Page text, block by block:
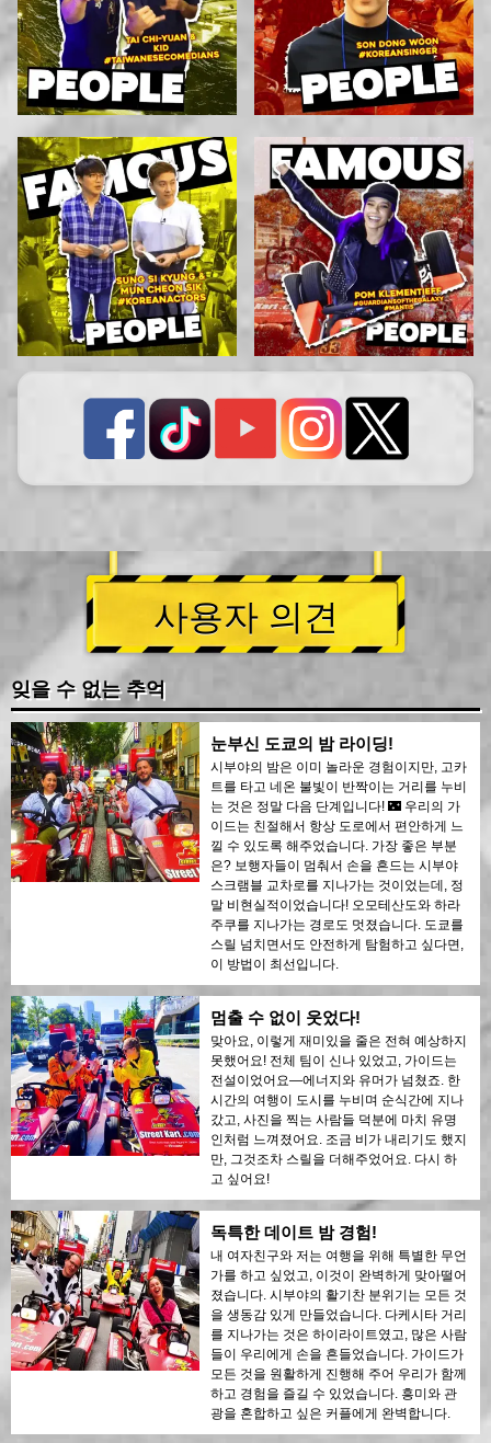
사용자 의견
잊을 수 없는 추억
눈부신 도쿄의 밤 라이딩!
시부야의 밤은 이미 놀라운 경험이지만, 고카
트를 타고 네온 불빛이 반짝이는 거리를 누비
는 것은 정말 다음 단계입니다! 🌃 우리의 가
이드는 친절해서 항상 도로에서 편안하게 느
낄 수 있도록 해주었습니다. 가장 좋은 부분
은? 보행자들이 멈춰서 손을 흔드는 시부야
스크램블 교차로를 지나가는 것이었는데, 정
말 비현실적이었습니다! 오모테산도와 하라
주쿠를 지나가는 경로도 멋졌습니다. 도쿄를
스릴 넘치면서도 안전하게 탐험하고 싶다면,
이 방법이 최선입니다.
멈출 수 없이 웃었다!
맞아요, 이렇게 재미있을 줄은 전혀 예상하지
못했어요! 전체 팀이 신나 있었고, 가이드는
전설이었어요—에너지와 유머가 넘쳤죠. 한
시간의 여행이 도시를 누비며 순식간에 지나
갔고, 사진을 찍는 사람들 덕분에 마치 유명
인처럼 느껴졌어요. 조금 비가 내리기도 했지
만, 그것조차 스릴을 더해주었어요. 다시 하
고 싶어요!
독특한 데이트 밤 경험!
내 여자친구와 저는 여행을 위해 특별한 무언
가를 하고 싶었고, 이것이 완벽하게 맞아떨어
졌습니다. 시부야의 활기찬 분위기는 모든 것
을 생동감 있게 만들었습니다. 다케시타 거리
를 지나가는 것은 하이라이트였고, 많은 사람
들이 우리에게 손을 흔들었습니다. 가이드가
모든 것을 원활하게 진행해 주어 우리가 함께
하고 경험을 즐길 수 있었습니다. 흥미와 관
광을 혼합하고 싶은 커플에게 완벽합니다.